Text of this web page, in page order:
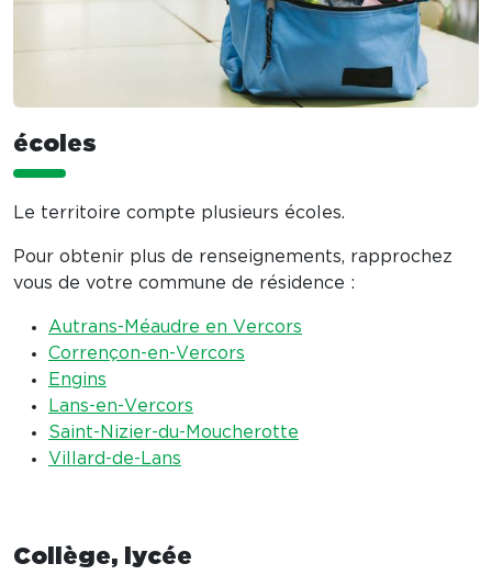
écoles
Le territoire compte plusieurs écoles.
Pour obtenir plus de renseignements, rapprochez
vous de votre commune de résidence :
Autrans-Méaudre en Vercors
Corrençon-en-Vercors
Engins
Lans-en-Vercors
Saint-Nizier-du-Moucherotte
Villard-de-Lans
Collège, lycée